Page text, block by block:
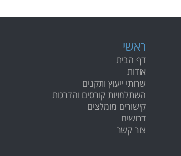
ראשי
דף הבית
אודות
שרותי ייעוץ ותקנים
השתלמויות קורסים והדרכות
קישורים מומלצים
דרושים
צור קשר